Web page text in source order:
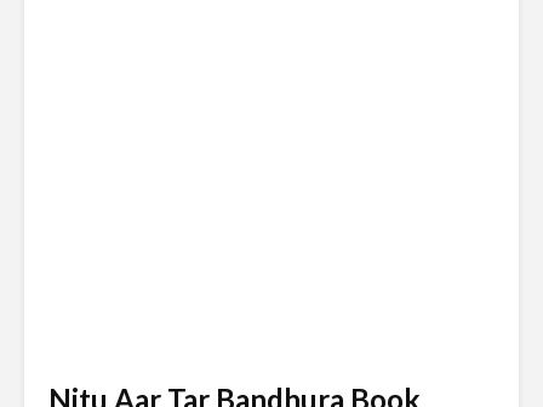
Nitu Aar Tar Bandhura Book